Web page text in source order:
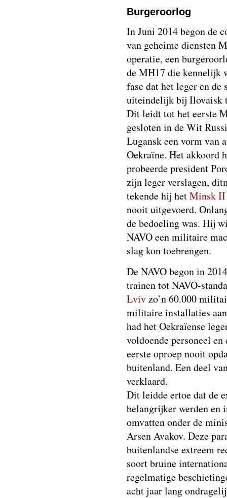
Burgeroorlog
In Juni 2014 begon de
van geheime diensten
operatie, een
de MH17 die kennelijk
fase dat het leger en
uiteindelijk bij Ilovaisk
Dit leidt tot het eerste
gesloten in de Wit
Lugansk een vorm van
Oekraïne. Het akkoord
probeerde president
zijn leger verslagen,
tekende hij hetMinsk II
nooit uitgevoerd.
de bedoeling was. Hij
NAVO een militaire
slag kon toebrengen.
De NAVO begon in
trainen tot NAVO-
Lvivzo’n 60.000
militaire installaties
had het Oekraïense
voldoende personeel
eerste oproep nooit
buitenland. Een deel
verklaard.
Dit leidde ertoe dat de
belangrijker werden en
omvatten onder de
Arsen Avakov. Deze
buitenlandse extreem
soort bruine
regelmatige
acht jaar lang